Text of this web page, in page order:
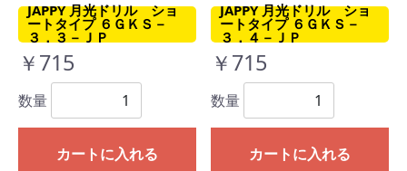
JAPPY 月光ドリル ショ
ートタイプ ６ＧＫＳ－
３．３－ＪＰ
￥715
数量
カートに入れる
JAPPY 月光ドリル ショ
ートタイプ ６ＧＫＳ－
３．４－ＪＰ
￥715
数量
カートに入れる